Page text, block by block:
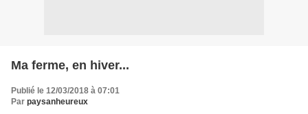
Ma ferme, en hiver...
Publié le 12/03/2018 à 07:01
Par paysanheureux